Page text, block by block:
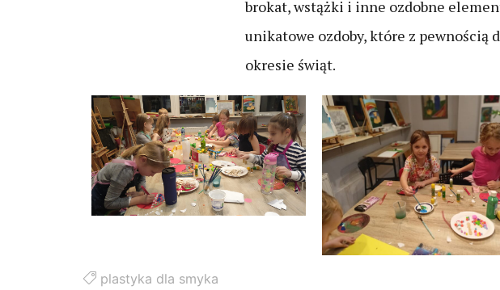
brokat, wstążki i inne ozdobne
unikatowe ozdoby, które z pewnością
okresie świąt.
plastyka dla smyka